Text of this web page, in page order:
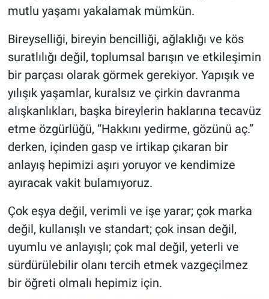
mutlu yaşamı yakalamak mümkün.
Bireyselliği, bireyin bencilliği, ağlaklığı ve kös
suratlılığı değil, toplumsal barışın ve etkileşimin
bir parçası olarak görmek gerekiyor. Yapışık ve
yılışık yaşamlar, kuralsız ve çirkin davranma
alışkanlıkları, başka bireylerin haklarına tecavüz
etme özgürlüğü, “Hakkını yedirme, gözünü aç.”
derken, içinden gasp ve irtikap çıkaran bir
anlayış hepimizi aşırı yoruyor ve kendimize
ayıracak vakit bulamıyoruz.
Çok eşya değil, verimli ve işe yarar; çok marka
değil, kullanışlı ve standart; çok insan değil,
uyumlu ve anlayışlı; çok mal değil, yeterli ve
sürdürülebilir olanı tercih etmek vazgeçilmez
bir öğreti olmalı hepimiz için.